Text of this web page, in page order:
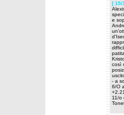
[ 15/
e
così
- a
6/O
11/o